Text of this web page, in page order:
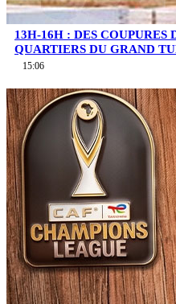
13H-16H : DES COUPURES
QUARTIERS DU GRAND
15:06